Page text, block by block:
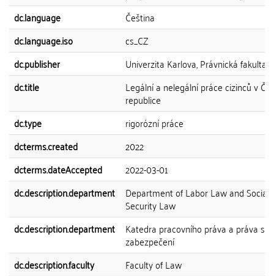
dc.language
Čeština
dc.language.iso
cs_CZ
dc.publisher
Univerzita Karlova, Právnická fakulta
dc.title
Legální a nelegální práce cizinců v
republice
dc.type
rigorózní práce
dcterms.created
2022
dcterms.dateAccepted
2022-03-01
dc.description.department
Department of Labor Law and Social
Security Law
dc.description.department
Katedra pracovního práva a práva
zabezpečení
dc.description.faculty
Faculty of Law